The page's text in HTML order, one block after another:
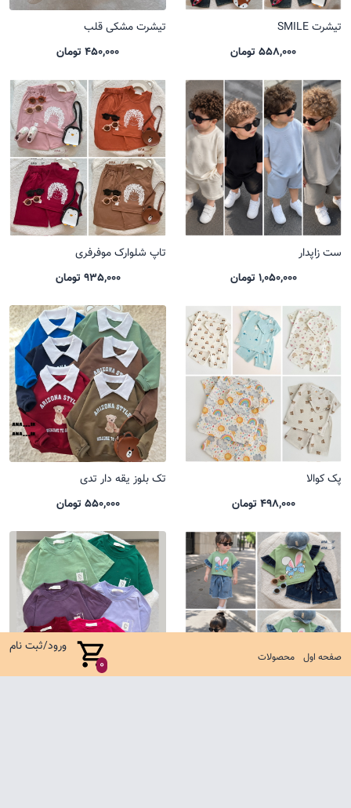
صفحه اول محصولات 0
ورود/ثبت نام
تیشرت SMILE
558,000 تومان
تیشرت مشکی قلب
450,000 تومان
ست زاپدار
1,050,000 تومان
تاپ شلوارک موفرفری
935,000 تومان
پک کوالا
498,000 تومان
تک بلوز یقه دار تدی
550,000 تومان